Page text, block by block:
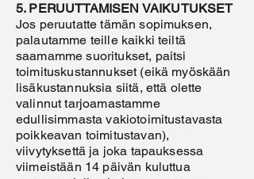
5. PERUUTTAMISEN VAIKUTUKSET
Jos peruutatte tämän sopimuksen,
palautamme teille kaikki teiltä
saamamme suoritukset, paitsi
toimituskustannukset (eikä myöskään
lisäkustannuksia siitä, että olette
valinnut tarjoamastamme
edullisimmasta vakiotoimitustavasta
poikkeavan toimitustavan),
viivytyksettä ja joka tapauksessa
viimeistään 14 päivän kuluttua